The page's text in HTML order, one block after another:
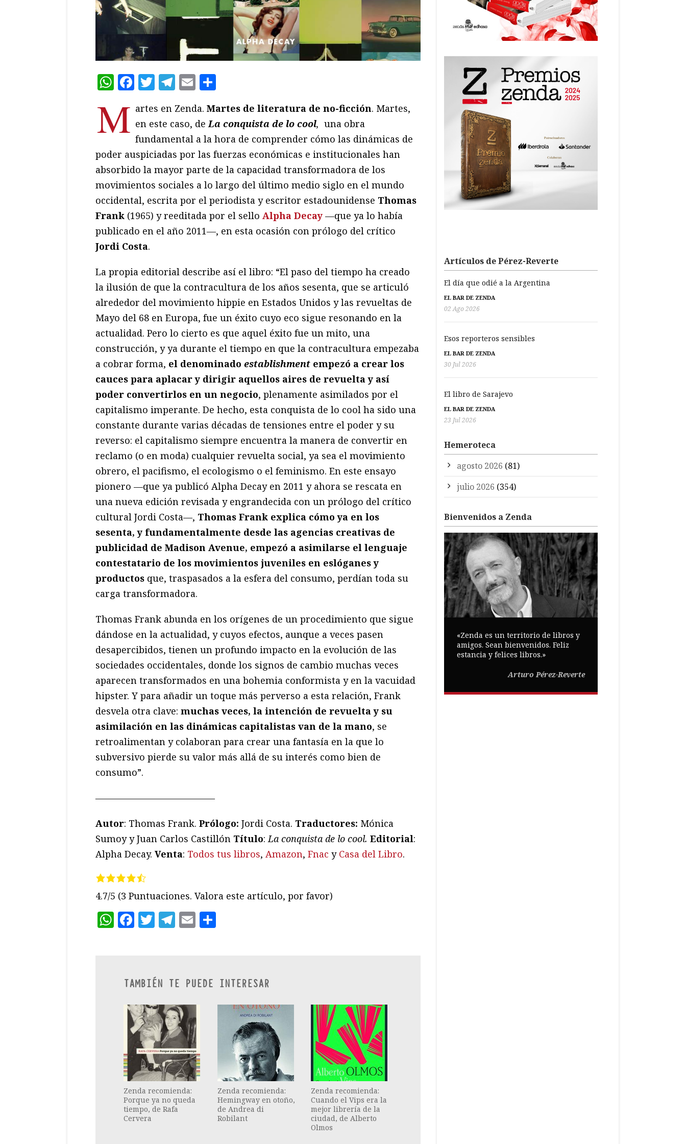
WhatsApp
Facebook
Twitter
Telegram
Email
M artes en Zenda. Martes de literatura de no-ficción. Martes,
en este caso, deLa conquista de lo cool, una obra
fundamental a la hora de comprender cómo las dinámicas de
poder auspiciadas por las fuerzas económicas e institucionales han
absorbido la mayor parte de la capacidad transformadora de los
movimientos sociales a lo largo del último medio siglo en el mundo
occidental, escrita por el periodista y escritor estadounidense Thomas
Frank (1965) y reeditada por el sello Alpha Decay —que ya lo había
publicado en el año 2011—, en esta ocasión con prólogo del crítico
Jordi Costa.
La propia editorial describe así el libro: “El paso del tiempo ha creado
la ilusión de que la contracultura de los años sesenta, que se articuló
alrededor del movimiento hippie en Estados Unidos y las revueltas de
Mayo del 68 en Europa, fue un éxito cuyo eco sigue resonando en la
actualidad. Pero lo cierto es que aquel éxito fue un mito, una
construcción, y ya durante el tiempo en que la contracultura empezaba
a cobrar forma, el denominado establishment empezó a crear los
cauces para aplacar y dirigir aquellos aires de revuelta y así
poder convertirlos en un negocio, plenamente asimilados por el
capitalismo imperante. De hecho, esta conquista de lo cool ha sido una
constante durante varias décadas de tensiones entre el poder y su
reverso: el capitalismo siempre encuentra la manera de convertir en
reclamo (o en moda) cualquier revuelta social, ya sea el movimiento
obrero, el pacifismo, el ecologismo o el feminismo. En este ensayo
pionero —que ya publicó Alpha Decay en 2011 y ahora se rescata en
una nueva edición revisada y engrandecida con un prólogo del crítico
cultural Jordi Costa—, Thomas Frank explica cómo ya en los
sesenta, y fundamentalmente desde las agencias creativas de
publicidad de Madison Avenue, empezó a asimilarse el lenguaje
contestatario de los movimientos juveniles en eslóganes y
productos que, traspasados a la esfera del consumo, perdían toda su
carga transformadora.
Thomas Frank abunda en los orígenes de un procedimiento que sigue
dándose en la actualidad, y cuyos efectos, aunque a veces pasen
desapercibidos, tienen un profundo impacto en la evolución de las
sociedades occidentales, donde los signos de cambio muchas veces
aparecen transformados en una bohemia conformista y en la vacuidad
hipster. Y para añadir un toque más perverso a esta relación, Frank
desvela otra clave: muchas veces, la intención de revuelta y su
asimilación en las dinámicas capitalistas van de la mano, se
retroalimentan y colaboran para crear una fantasía en la que lo
subversivo pierde su valor más allá de su interés como bien de
consumo”.
—————————————
Autor: Thomas Frank. Prólogo: Jordi Costa. Traductores: Mónica
Sumoy y Juan Carlos Castillón Título:La conquista de lo cool. Editorial:
Alpha Decay. Venta: Todos tus libros, Amazon, Fnac y Casa del Libro.
4.7/5 (3 Puntuaciones. Valora este artículo, por favor)
WhatsApp
Facebook
Twitter
Telegram
Email
TAMBIÉN TE PUEDE INTERESAR
Zenda recomienda:
Porque ya no queda
tiempo, de Rafa
Cervera
Zenda recomienda:
Hemingway en otoño,
de Andrea di
Robilant
Zenda recomienda:
Cuando el Vips era la
mejor librería de la
ciudad, de Alberto
Olmos
Artículos de Pérez-Reverte
El día que odié a la Argentina
EL BAR DE ZENDA
02 Ago 2026
Esos reporteros sensibles
EL BAR DE ZENDA
30 Jul 2026
El libro de Sarajevo
EL BAR DE ZENDA
23 Jul 2026
Hemeroteca
agosto 2026 (81)
julio 2026 (354)
Bienvenidos a Zenda
«Zenda es un territorio de libros y
amigos. Sean bienvenidos. Feliz
estancia y felices libros.»
Arturo Pérez-Reverte